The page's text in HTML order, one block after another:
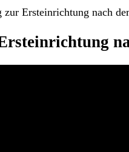
Ersteinrichtung nach